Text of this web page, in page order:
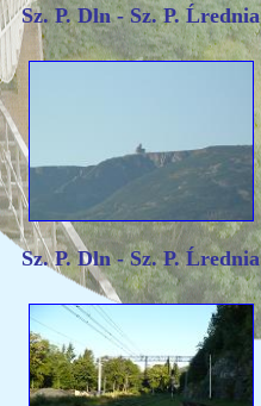
Sz. P. Dln - Sz. P. Ĺrednia
Sz. P. Dln - Sz. P. Ĺrednia